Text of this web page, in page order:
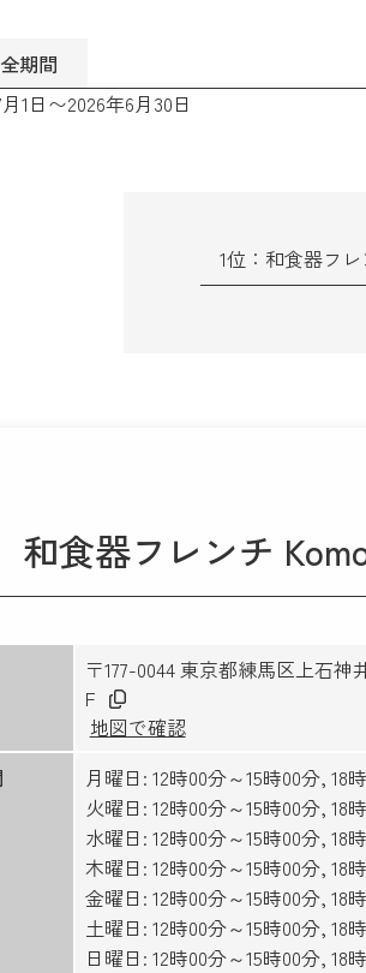
全期間
1日〜2026年6月30日
1位：和食器フレ
和食器フレンチ
〒177-0044 東京都練馬区上石
F
地図で確認
月曜日: 12時00分～15時00分, 18
火曜日: 12時00分～15時00分, 18
水曜日: 12時00分～15時00分, 18
木曜日: 12時00分～15時00分, 18
金曜日: 12時00分～15時00分, 18
土曜日: 12時00分～15時00分, 18
日曜日: 12時00分～15時00分, 18